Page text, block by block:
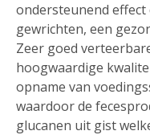
ondersteunend
gewrichten, een
Zeer goed
hoogwaardige
opname van
waardoor de
glucanen uit gist